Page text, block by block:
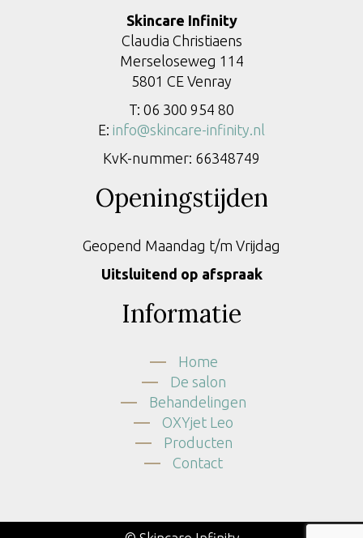
Skincare Infinity
Claudia Christiaens
Merseloseweg 114
5801 CE Venray
T: 06 300 954 80
E: info@skincare-infinity.nl
KvK-nummer: 66348749
Openingstijden
Geopend Maandag t/m Vrijdag
Uitsluitend op afspraak
Informatie
Home
De salon
Behandelingen
OXYjet Leo
Producten
Contact